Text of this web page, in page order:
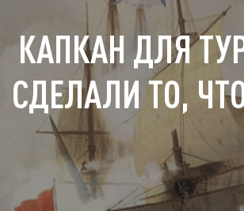
КАПКАН ДЛЯ
СДЕЛАЛИ ТО,